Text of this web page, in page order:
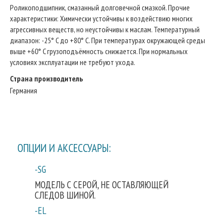
Роликоподшипник, смазанный долговечной смазкой. Прочие
характеристики: Химически устойчивы к воздействию многих
агрессивных веществ, но неустойчивы к маслам. Температурный
диапазон: -25° C до +80° C. При температурах окружающей среды
выше +60° C грузоподъёмность снижается. При нормальных
условиях эксплуатации не требуют ухода.
Страна производитель
Германия
ОПЦИИ И АКСЕССУАРЫ:
-SG
МОДЕЛЬ С СЕРОЙ, НЕ ОСТАВЛЯЮЩЕЙ
СЛЕДОВ ШИНОЙ.
-EL